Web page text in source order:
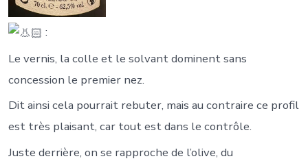
:
Le vernis, la colle et le solvant dominent sans
concession le premier nez.
Dit ainsi cela pourrait rebuter, mais au contraire ce profil
est très plaisant, car tout est dans le contrôle.
Juste derrière, on se rapproche de l’olive, du